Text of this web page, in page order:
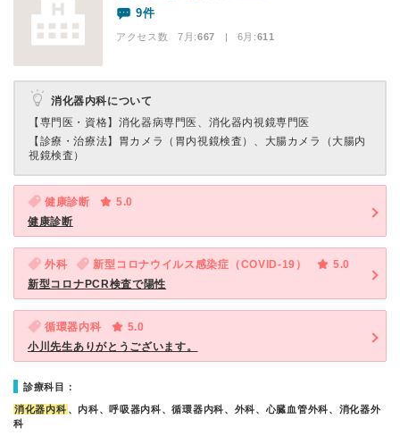
9件
アクセス数 7月:667 | 6月:611
消化器内科について
【専門医・資格】 消化器病専門医、消化器内視鏡専門医
【診療・治療法】 胃カメラ（胃内視鏡検査）、大腸カメラ（大腸内
視鏡検査）
健康診断
5.0
健康診断
外科 新型コロナウイルス感染症（COVID-19）
5.0
新型コロナPCR検査で陽性
循環器内科
5.0
小川先生ありがとうございます。
診療科目：
消化器内科 、内科、呼吸器内科、循環器内科、外科、心臓血管外科、消化器外
科